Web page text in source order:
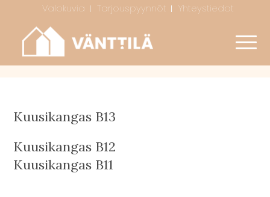
Valokuvia Tarjouspyynnöt Yhteystiedot
Kuusikangas B13
Kuusikangas B12
Kuusikangas B11